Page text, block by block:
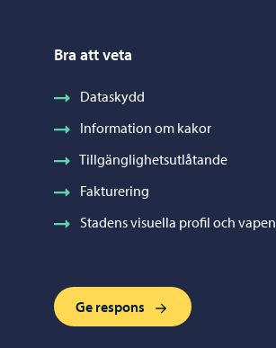
Bra att veta
Dataskydd
Information om kakor
Tillgänglighetsutlåtande
Fakturering
Stadens visuella profil och vapen
Ge respons